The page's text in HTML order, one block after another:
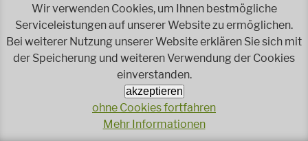
Umweltschutz im Betrieb
Ausschreibungskriterien Wasch- und
Reinigungsmittel
Abfallvermeidung Caritas
Basisworkshops Betreuung
Beratungen zum betrieblichen Umweltschutz
Besser Essen für das Klima
Bewertung: Betriebsmittel
Wir verwenden Cookies, um Ihnen bestmögliche
Serviceleistungen auf unserer Website zu ermöglichen.
Bei weiterer Nutzung unserer Website erklären Sie sich mit
der Speicherung und weiteren Verwendung der Cookies
einverstanden.
akzeptieren
ohne Cookies fortfahren
Mehr Informationen